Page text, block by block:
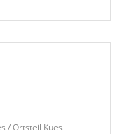
/ Ortsteil Kues